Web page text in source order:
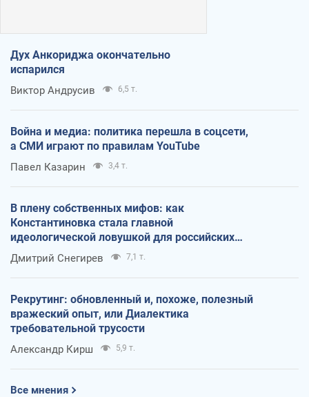
Дух Анкориджа окончательно
испарился
Виктор Андрусив 6,5 т.
Война и медиа: политика перешла в соцсети,
а СМИ играют по правилам YouTube
Павел Казарин 3,4 т.
В плену собственных мифов: как
Константиновка стала главной
идеологической ловушкой для российских
оккупантов
Дмитрий Снегирев 7,1 т.
Рекрутинг: обновленный и, похоже, полезный
вражеский опыт, или Диалектика
требовательной трусости
Александр Кирш 5,9 т.
Все мнения